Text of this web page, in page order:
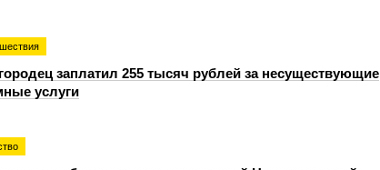
заплатил 255 тысяч рублей за несуществующие
услуги